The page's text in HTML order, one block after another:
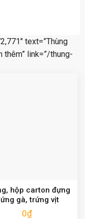
text=”Thùng
thêm” link=”/thung-
hộp carton đựng
gà, trứng vịt
0₫